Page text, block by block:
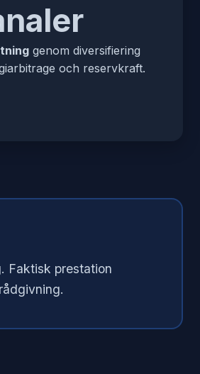
genom diversifiering
och reservkraft.
Faktisk prestation